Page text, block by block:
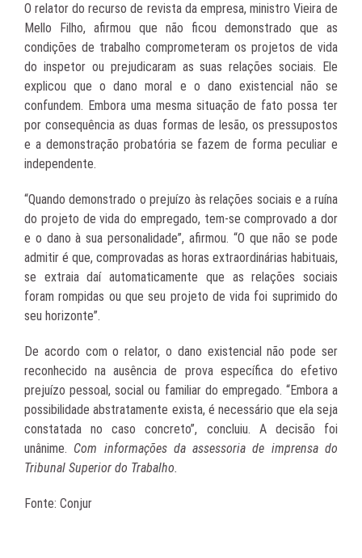
O relator do recurso de revista da empresa, ministro Vieira de
Mello Filho, afirmou que não ficou demonstrado que as
condições de trabalho comprometeram os projetos de vida
do inspetor ou prejudicaram as suas relações sociais. Ele
explicou que o dano moral e o dano existencial não se
confundem. Embora uma mesma situação de fato possa ter
por consequência as duas formas de lesão, os pressupostos
e a demonstração probatória se fazem de forma peculiar e
independente.
“Quando demonstrado o prejuízo às relações sociais e a ruína
do projeto de vida do empregado, tem-se comprovado a dor
e o dano à sua personalidade”, afirmou. “O que não se pode
admitir é que, comprovadas as horas extraordinárias habituais,
se extraia daí automaticamente que as relações sociais
foram rompidas ou que seu projeto de vida foi suprimido do
seu horizonte”.
De acordo com o relator, o dano existencial não pode ser
reconhecido na ausência de prova específica do efetivo
prejuízo pessoal, social ou familiar do empregado. “Embora a
possibilidade abstratamente exista, é necessário que ela seja
constatada no caso concreto”, concluiu. A decisão foi
unânime. Com informações da assessoria de imprensa do
Tribunal Superior do Trabalho.
Fonte: Conjur